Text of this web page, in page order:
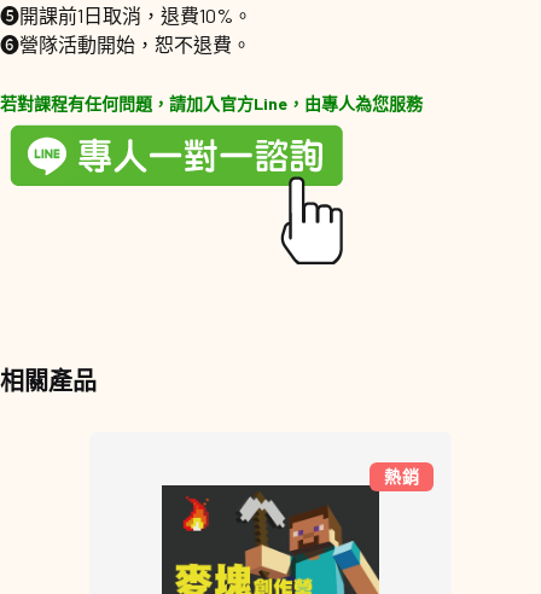
❺開課前1日取消，退費10%。
❻營隊活動開始，恕不退費。
若對課程有任何問題，請加入官方Line，由專人為您服務
相關產品
熱銷